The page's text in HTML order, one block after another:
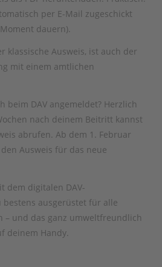
per E-Mail zugeschickt
dauern).
klassische Ausweis, ist auch der
mit einem amtlichen
beim DAV angemeldet? Herzlich
nach deinem Beitritt kannst
abrufen. Ab dem 1. Februar
Ausweis für das neue
dem digitalen DAV-
ausgerüstet für alle
– und das ganz umweltfreundlich
deinem Handy.